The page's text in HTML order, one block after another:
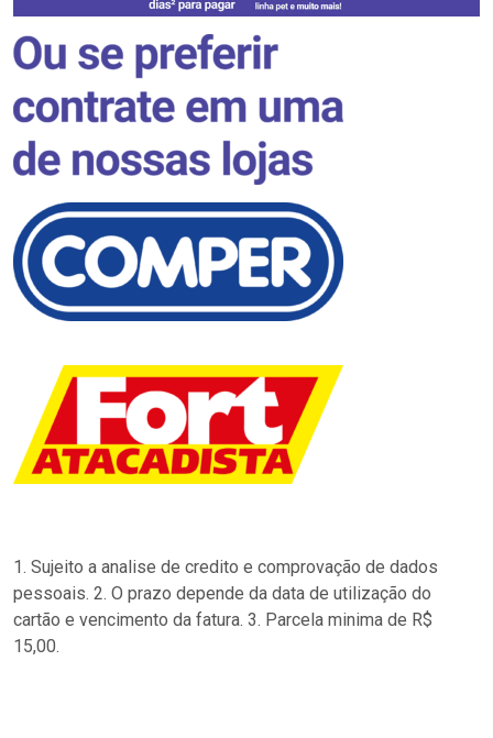
1. Sujeito a analise de credito e comprovação de dados
pessoais. 2. O prazo depende da data de utilização do
cartão e vencimento da fatura. 3. Parcela minima de R$
15,00.